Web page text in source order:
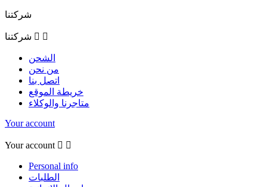
شركتنا
شركتنا  
الشحن
من نحن
اتصل بنا
خريطة الموقع
متاجرنا والوكلاء
Your account
Your account  
Personal info
الطلبات